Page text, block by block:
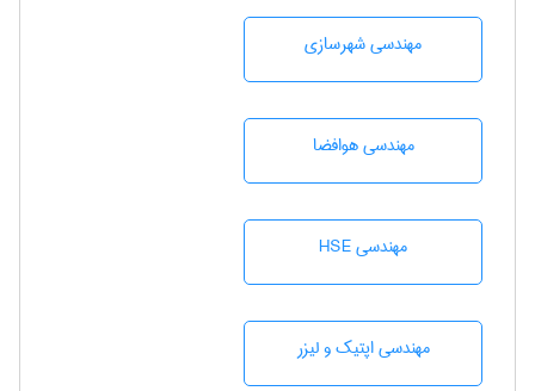
مهندسی شهرسازی
مهندسی هوافضا
مهندسی HSE
مهندسی اپتیک و لیزر